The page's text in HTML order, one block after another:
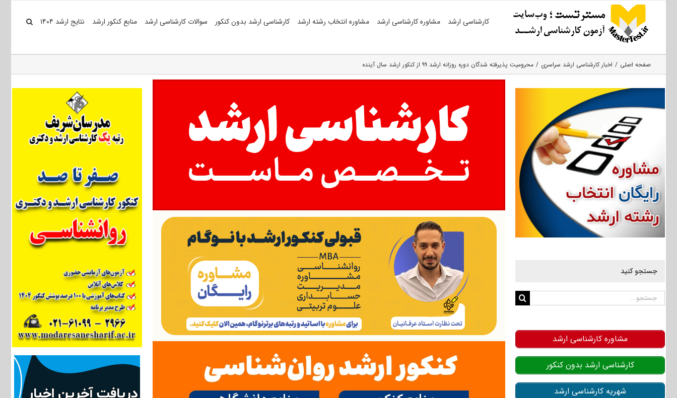
کارشناسی ارشد مشاوره کارشناسی ارشد مشاوره انتخاب رشته ارشد کارشناسی ارشد بدون کنکور سوالات کارشناسی ارشد منابع کنکور ارشد نتایج ارشد ۱۴۰۴
صفحه اصلی اخبار کارشناسی ارشد سراسری محرومیت پذیرفته شدگان دوره روزانه ارشد ۹۹ از کنکور ارشد سال آینده
جستجو کنید
جستجو
مشاوره کارشناسی ارشد
کارشناسی ارشد بدون کنکور
شهریه کارشناسی ارشد